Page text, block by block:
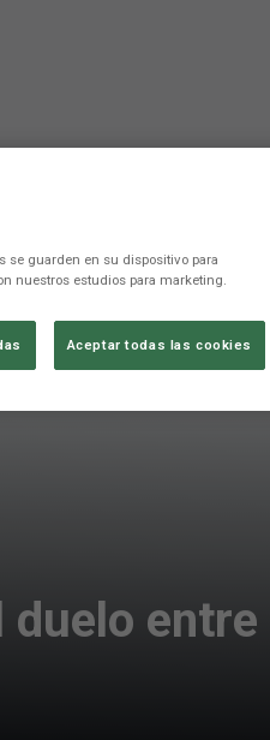
entre
se guarden en su dispositivo para
nuestros estudios para marketing.
Aceptar todas las cookies